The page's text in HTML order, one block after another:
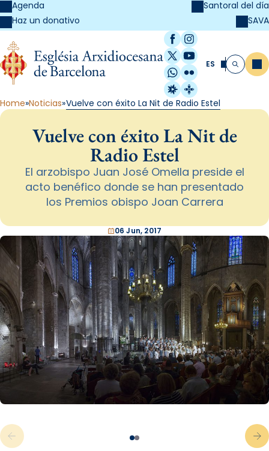
Agenda
Haz un donativo
Santoral del día
SAVA
Facebook
Instagram
X / Twitter
YouTube
WhatsApp
Flickr
Radio Estel
Catalunya
ES Buscar
Home Noticias Vuelve con éxito La Nit de Radio Estel
Vuelve con éxito La Nit de
Radio Estel
El arzobispo Juan José Omella preside el
acto benéfico donde se han presentado
los Premios obispo Joan Carrera
06 Jun, 2017